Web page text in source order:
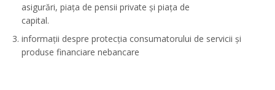
asigurări, piața de pensii private și piața de
capital.
informații despre protecția consumatorului de servicii și
produse financiare nebancare